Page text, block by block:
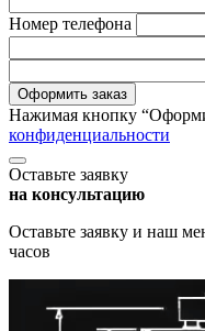
Hомер телефона
Оформить заказ
Нажимая кнопку
конфиденциальности
Оставьте заявку
на консультацию
Оставьте заявку и наш
часов